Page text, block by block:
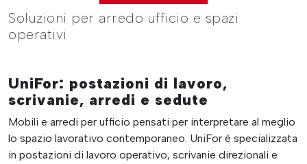
Soluzioni per arredo ufficio e spazi
operativi
UniFor: postazioni di lavoro,
scrivanie, arredi e sedute
Mobili e arredi per ufficio pensati per interpretare al meglio
lo spazio lavorativo contemporaneo. UniFor è specializzata
in postazioni di lavoro operativo, scrivanie direzionali e